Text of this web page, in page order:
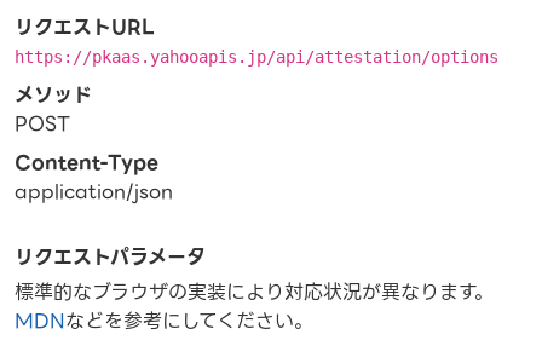
リクエストURL
https://pkaas.yahooapis.jp/api/attestation/options
メソッド
POST
Content-Type
application/json
リクエストパラメータ
標準的なブラウザの実装により対応状況が異なります。
MDNなどを参考にしてください。